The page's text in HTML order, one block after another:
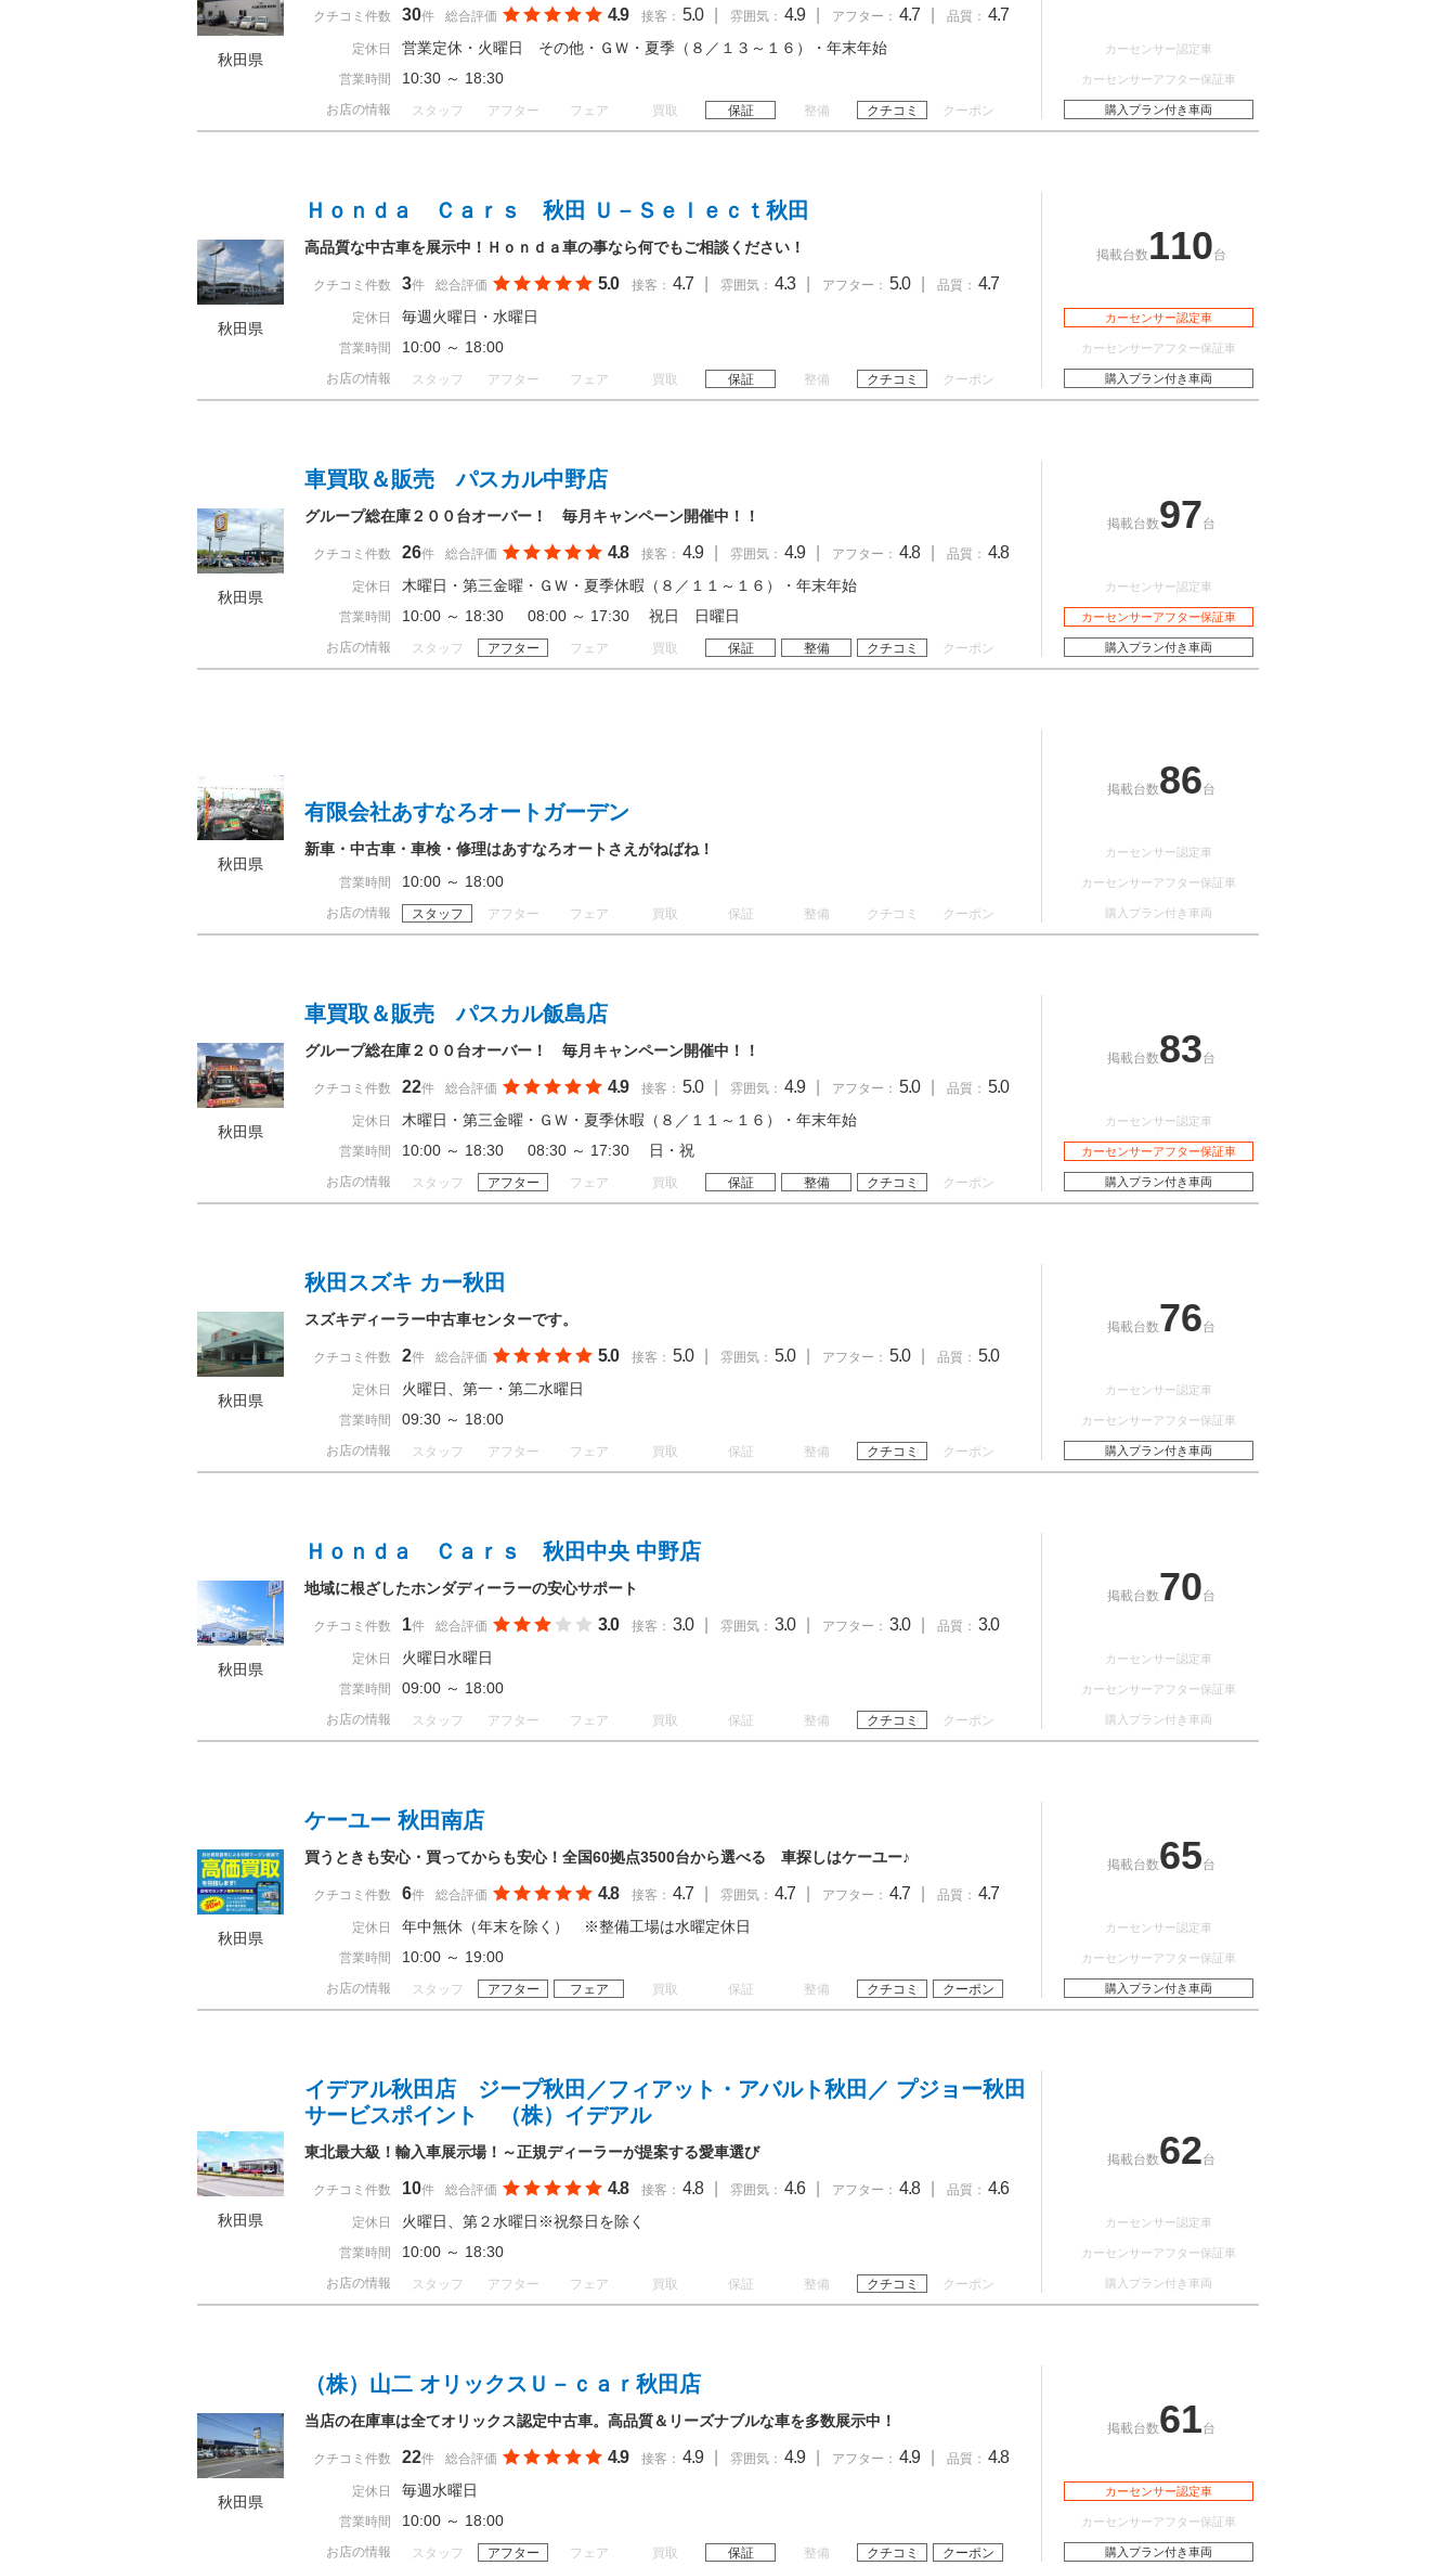
秋田県
クチコミ件数 30件 総合評価 4.9 接客： 5.0 雰囲気： 4.9 アフター： 4.7 品質： 4.7
定休日 営業定休・火曜日 その他・ＧＷ・夏季（８／１３～１６）・年末年始
営業時間 10:30 ～ 18:30
お店の情報 スタッフ アフター フェア 買取 保証 整備 クチコミ クーポン
カーセンサー認定車
カーセンサーアフター保証車
購入プラン付き車両
秋田県
Ｈｏｎｄａ Ｃａｒｓ 秋田 Ｕ－Ｓｅｌｅｃｔ秋田
高品質な中古車を展示中！Ｈｏｎｄａ車の事なら何でもご相談ください！
クチコミ件数 3件 総合評価 5.0 接客： 4.7 雰囲気： 4.3 アフター： 5.0 品質： 4.7
定休日 毎週火曜日・水曜日
営業時間 10:00 ～ 18:00
お店の情報 スタッフ アフター フェア 買取 保証 整備 クチコミ クーポン
掲載台数 110台
カーセンサー認定車
カーセンサーアフター保証車
購入プラン付き車両
秋田県
車買取＆販売 パスカル中野店
グループ総在庫２００台オーバー！ 毎月キャンペーン開催中！！
クチコミ件数 26件 総合評価 4.8 接客： 4.9 雰囲気： 4.9 アフター： 4.8 品質： 4.8
定休日 木曜日・第三金曜・ＧＷ・夏季休暇（８／１１～１６）・年末年始
営業時間 10:00 ～ 18:30 08:00 ～ 17:30 祝日 日曜日
お店の情報 スタッフ アフター フェア 買取 保証 整備 クチコミ クーポン
掲載台数97台
カーセンサー認定車
カーセンサーアフター保証車
購入プラン付き車両
秋田県
有限会社あすなろオートガーデン
新車・中古車・車検・修理はあすなろオートさえがねばね！
営業時間 10:00 ～ 18:00
お店の情報 スタッフ アフター フェア 買取 保証 整備 クチコミ クーポン
掲載台数86台
カーセンサー認定車
カーセンサーアフター保証車
購入プラン付き車両
秋田県
車買取＆販売 パスカル飯島店
グループ総在庫２００台オーバー！ 毎月キャンペーン開催中！！
クチコミ件数 22件 総合評価 4.9 接客： 5.0 雰囲気： 4.9 アフター： 5.0 品質： 5.0
定休日 木曜日・第三金曜・ＧＷ・夏季休暇（８／１１～１６）・年末年始
営業時間 10:00 ～ 18:30 08:30 ～ 17:30 日・祝
お店の情報 スタッフ アフター フェア 買取 保証 整備 クチコミ クーポン
掲載台数83台
カーセンサー認定車
カーセンサーアフター保証車
購入プラン付き車両
秋田県
秋田スズキ カー秋田
スズキディーラー中古車センターです。
クチコミ件数 2件 総合評価 5.0 接客： 5.0 雰囲気： 5.0 アフター： 5.0 品質： 5.0
定休日 火曜日、第一・第二水曜日
営業時間 09:30 ～ 18:00
お店の情報 スタッフ アフター フェア 買取 保証 整備 クチコミ クーポン
掲載台数76台
カーセンサー認定車
カーセンサーアフター保証車
購入プラン付き車両
秋田県
Ｈｏｎｄａ Ｃａｒｓ 秋田中央 中野店
地域に根ざしたホンダディーラーの安心サポート
クチコミ件数 1件 総合評価 3.0 接客： 3.0 雰囲気： 3.0 アフター： 3.0 品質： 3.0
定休日 火曜日水曜日
営業時間 09:00 ～ 18:00
お店の情報 スタッフ アフター フェア 買取 保証 整備 クチコミ クーポン
掲載台数70台
カーセンサー認定車
カーセンサーアフター保証車
購入プラン付き車両
秋田県
ケーユー 秋田南店
買うときも安心・買ってからも安心！全国60拠点3500台から選べる 車探しはケーユー♪
クチコミ件数 6件 総合評価 4.8 接客： 4.7 雰囲気： 4.7 アフター： 4.7 品質： 4.7
定休日 年中無休（年末を除く） ※整備工場は水曜定休日
営業時間 10:00 ～ 19:00
お店の情報 スタッフ アフター フェア 買取 保証 整備 クチコミ クーポン
掲載台数65台
カーセンサー認定車
カーセンサーアフター保証車
購入プラン付き車両
秋田県
イデアル秋田店 ジープ秋田／フィアット・アバルト秋田／ プジョー秋田
サービスポイント （株）イデアル
東北最大級！輸入車展示場！～正規ディーラーが提案する愛車選び
クチコミ件数 10件 総合評価 4.8 接客： 4.8 雰囲気： 4.6 アフター： 4.8 品質： 4.6
定休日 火曜日、第２水曜日※祝祭日を除く
営業時間 10:00 ～ 18:30
お店の情報 スタッフ アフター フェア 買取 保証 整備 クチコミ クーポン
掲載台数62台
カーセンサー認定車
カーセンサーアフター保証車
購入プラン付き車両
秋田県
（株）山二 オリックスＵ－ｃａｒ秋田店
当店の在庫車は全てオリックス認定中古車。高品質＆リーズナブルな車を多数展示中！
クチコミ件数 22件 総合評価 4.9 接客： 4.9 雰囲気： 4.9 アフター： 4.9 品質： 4.8
定休日 毎週水曜日
営業時間 10:00 ～ 18:00
お店の情報 スタッフ アフター フェア 買取 保証 整備 クチコミ クーポン
掲載台数61台
カーセンサー認定車
カーセンサーアフター保証車
購入プラン付き車両